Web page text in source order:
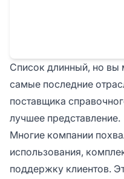
Список длинный, но вы
самые последние
поставщика
лучшее представление.
Многие компании
использования,
поддержку клиентов.